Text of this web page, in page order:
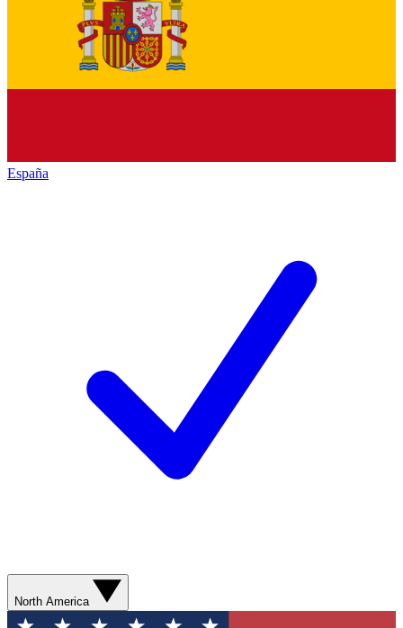
España
North America